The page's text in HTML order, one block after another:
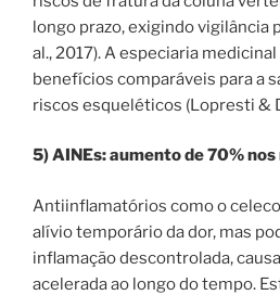
longo prazo, exigindo vigilância
al., 2017). A especiaria
benefícios comparáveis ​​para a
riscos esqueléticos (Lopresti &
5) AINEs: aumento de 70%
Antiinflamatórios como o
alívio temporário da dor, mas
inflamação descontrolada,
acelerada ao longo do tempo.